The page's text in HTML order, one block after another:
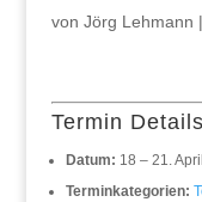
von Jörg Lehmann |
Termin Details
Datum: 18 – 21.
Terminkategorien: